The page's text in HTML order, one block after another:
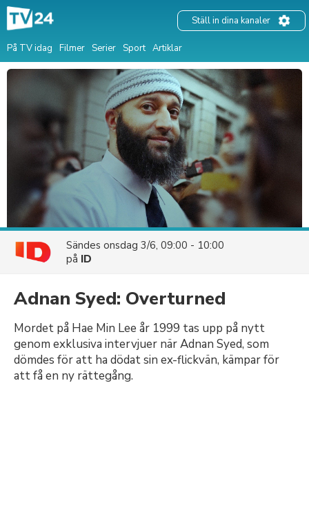
På TV idag Filmer Serier Sport Artiklar
Ställ in dina kanaler
Sändes onsdag 3/6, 09:00 - 10:00
på ID
Adnan Syed: Overturned
Mordet på Hae Min Lee år 1999 tas upp på nytt
genom exklusiva intervjuer när Adnan Syed, som
dömdes för att ha dödat sin ex-flickvän, kämpar för
att få en ny rättegång.